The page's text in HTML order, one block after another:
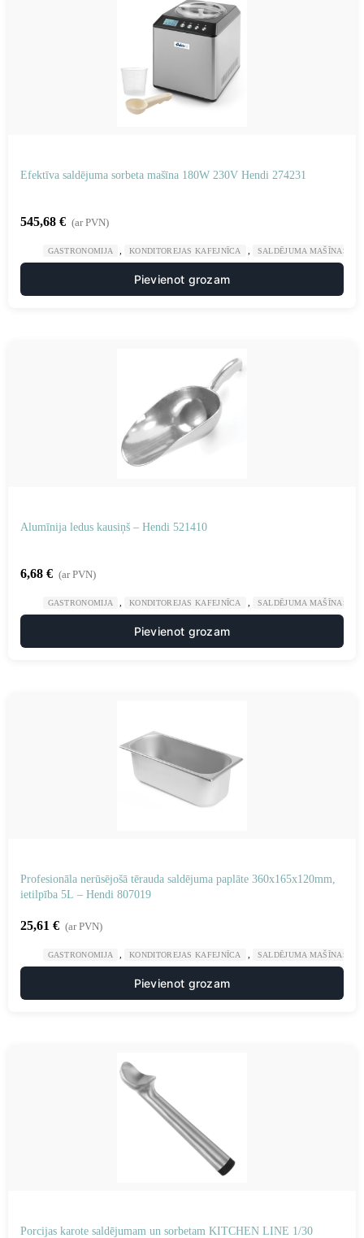
Efektīva saldējuma sorbeta mašīna 180W 230V Hendi 274231
545,68 € (ar PVN)
GASTRONOMIJA KONDITOREJAS KAFEJNĪCA SALDĒJUMA MAŠĪNAS
Pievienot grozam
Alumīnija ledus kausiņš – Hendi 521410
6,68 € (ar PVN)
GASTRONOMIJA KONDITOREJAS KAFEJNĪCA SALDĒJUMA MAŠĪNAS
Pievienot grozam
Profesionāla nerūsējošā tērauda saldējuma paplāte 360x165x120mm,
ietilpība 5L – Hendi 807019
25,61 € (ar PVN)
GASTRONOMIJA KONDITOREJAS KAFEJNĪCA SALDĒJUMA MAŠĪNAS
Pievienot grozam
Porcijas karote saldējumam un sorbetam KITCHEN LINE 1/30